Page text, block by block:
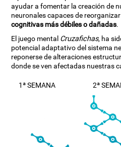
ayudar a fomentar la creación de
neuronales capaces de
cognitivas más débiles o dañadas.
El juego mental Cruzafichas, ha
potencial adaptativo del sistema
reponerse de alteraciones
donde se ven afectadas nuestras
1ª SEMANA 2ª